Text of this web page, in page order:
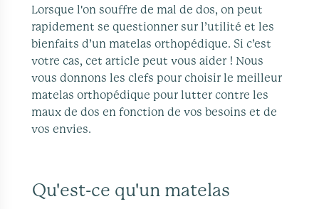
Lorsque l'on souffre de mal de dos, on peut
rapidement se questionner sur l’utilité et les
bienfaits d’un matelas orthopédique. Si c’est
votre cas, cet article peut vous aider ! Nous
vous donnons les clefs pour choisir le meilleur
matelas orthopédique pour lutter contre les
maux de dos en fonction de vos besoins et de
vos envies.
Qu'est-ce qu'un matelas